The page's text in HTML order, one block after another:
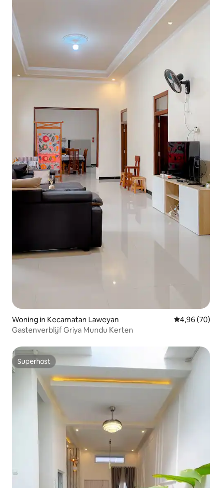
Woning in Kecamatan Laweyan Gemiddelde
4,96 (70)
Gastenverblijf Griya Mundu Kerten
Superhost
Superhost